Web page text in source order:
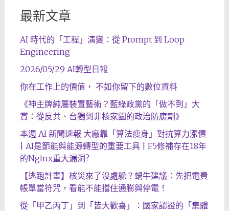
最新文章
AI 時代的「工程」演變：從 Prompt 到 Loop
Engineering
2026/05/29 AI轉型日報
你在工作上的價值， 不如你留下的數位資料
《神主牌純屬裝置藝術？藍綠政黨的「做不到」大
賞：從反共、台獨到非核家園的政治防腐劑》
本週 AI 新聞速報 大廠靠「算法瘦身」對抗算力漲價
| AI是節能與能源轉型的重要工具 | F5修補存在18年
的Nginx重大漏洞?
【逃跑計畫】核災來了沒處躲？蝸牛建議：先把電費
帳單當符咒，看能不能擋住通膨與停電！
從「甲乙丙丁」到「皆大歡喜」：國家認證的「集體